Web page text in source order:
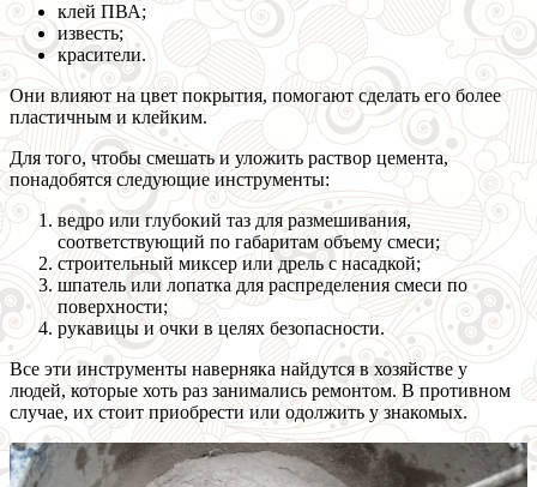
клей ПВА;
известь;
красители.
Они влияют на цвет покрытия, помогают сделать его более
пластичным и клейким.
Для того, чтобы смешать и уложить раствор цемента,
понадобятся следующие инструменты:
ведро или глубокий таз для размешивания,
соответствующий по габаритам объему смеси;
строительный миксер или дрель с насадкой;
шпатель или лопатка для распределения смеси по
поверхности;
рукавицы и очки в целях безопасности.
Все эти инструменты наверняка найдутся в хозяйстве у
людей, которые хоть раз занимались ремонтом. В противном
случае, их стоит приобрести или одолжить у знакомых.